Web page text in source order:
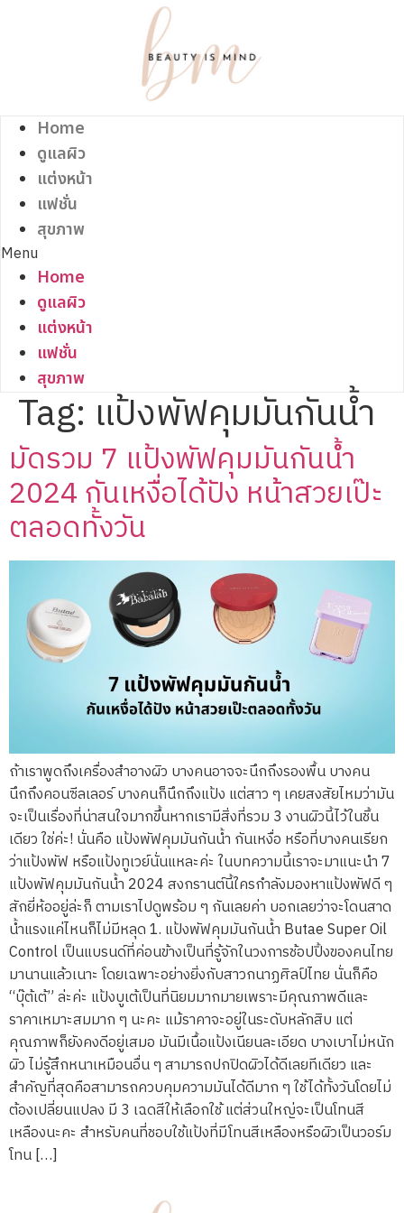
Home
ดูแลผิว
แต่งหน้า
แฟชั่น
สุขภาพ
Menu
Home
ดูแลผิว
แต่งหน้า
แฟชั่น
สุขภาพ
Tag: แป้งพัฟคุมมันกันน้ำ
มัดรวม 7 แป้งพัฟคุมมันกันน้ำ
2024 กันเหงื่อได้ปัง หน้าสวยเป๊ะ
ตลอดทั้งวัน
ถ้าเราพูดถึงเครื่องสำอางผิว บางคนอาจจะนึกถึงรองพื้น บางคน
นึกถึงคอนซีลเลอร์ บางคนก็นึกถึงแป้ง แต่สาว ๆ เคยสงสัยไหมว่ามัน
จะเป็นเรื่องที่น่าสนใจมากขึ้นหากเรามีสิ่งที่รวม 3 งานผิวนี้ไว้ในชิ้น
เดียว ใช่ค่ะ! นั่นคือ แป้งพัฟคุมมันกันน้ำ กันเหงื่อ หรือที่บางคนเรียก
ว่าแป้งพัฟ หรือแป้งทูเวย์นั่นแหละค่ะ ในบทความนี้เราจะมาแนะนำ 7
แป้งพัฟคุมมันกันน้ำ 2024 สงกรานต์นี้ใครกำลังมองหาแป้งพัฟดี ๆ
สักยี่ห้ออยู่ล่ะก็ ตามเราไปดูพร้อม ๆ กันเลยค่า บอกเลยว่าจะโดนสาด
น้ำแรงแค่ไหนก็ไม่มีหลุด 1. แป้งพัฟคุมมันกันน้ำ Butae Super Oil
Control เป็นแบรนด์ที่ค่อนข้างเป็นที่รู้จักในวงการช้อปปิ้งของคนไทย
มานานแล้วเนาะ โดยเฉพาะอย่างยิ่งกับสาวกนาฏศิลป์ไทย นั่นก็คือ
“บุ๊ต้เต้” ล่ะค่ะ แป้งบูเต้เป็นที่นิยมมากมายเพราะมีคุณภาพดีและ
ราคาเหมาะสมมาก ๆ นะคะ แม้ราคาจะอยู่ในระดับหลักสิบ แต่
คุณภาพก็ยังคงดีอยู่เสมอ มันมีเนื้อแป้งเนียนละเอียด บางเบาไม่หนัก
ผิว ไม่รู้สึกหนาเหมือนอื่น ๆ สามารถปกปิดผิวได้ดีเลยทีเดียว และ
สำคัญที่สุดคือสามารถควบคุมความมันได้ดีมาก ๆ ใช้ได้ทั้งวันโดยไม่
ต้องเปลี่ยนแปลง มี 3 เฉดสีให้เลือกใช้ แต่ส่วนใหญ่จะเป็นโทนสี
เหลืองนะคะ สำหรับคนที่ชอบใช้แป้งที่มีโทนสีเหลืองหรือผิวเป็นวอร์ม
โทน […]